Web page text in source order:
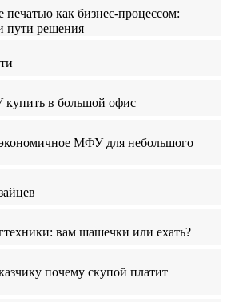
печатью как бизнес-процессом:
пути решения
в большой офис
МФУ для небольшого
вам шашечки или ехать?
почему скупой платит